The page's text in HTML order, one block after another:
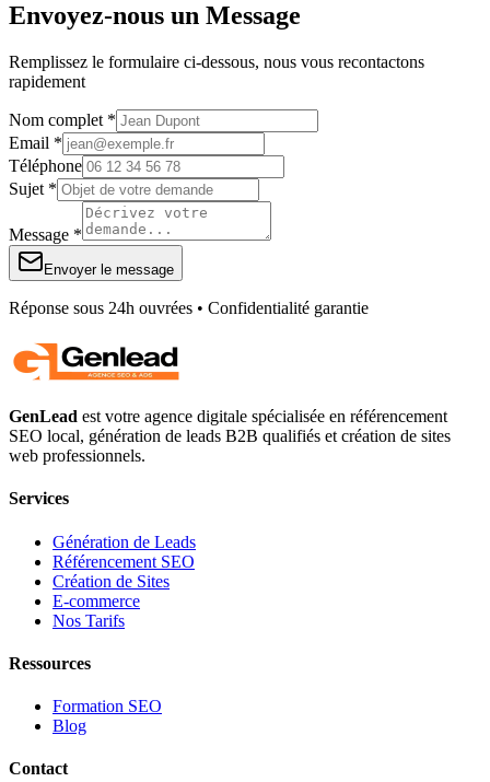
Envoyez-nous un Message
Remplissez le formulaire ci-dessous, nous vous recontactons
rapidement
Nom complet *
Email *
Téléphone
Sujet *
Message *
Envoyer le message
Réponse sous 24h ouvrées • Confidentialité garantie
GenLead est votre agence digitale spécialisée en référencement
SEO local, génération de leads B2B qualifiés et création de sites
web professionnels.
Services
Génération de Leads
Référencement SEO
Création de Sites
E-commerce
Nos Tarifs
Ressources
Formation SEO
Blog
Contact